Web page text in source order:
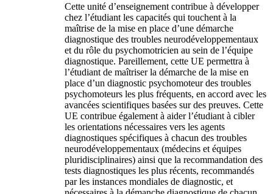
Cette unité d’enseignement contribue à développer
chez l’étudiant les capacités qui touchent à la
maîtrise de la mise en place d’une démarche
diagnostique des troubles neurodéveloppementaux
et du rôle du psychomotricien au sein de l’équipe
diagnostique. Pareillement, cette UE permettra à
l’étudiant de maîtriser la démarche de la mise en
place d’un diagnostic psychomoteur des troubles
psychomoteurs les plus fréquents, en accord avec les
avancées scientifiques basées sur des preuves. Cette
UE contribue également à aider l’étudiant à cibler
les orientations nécessaires vers les agents
diagnostiques spécifiques à chacun des troubles
neurodéveloppementaux (médecins et équipes
pluridisciplinaires) ainsi que la recommandation des
tests diagnostiques les plus récents, recommandés
par les instances mondiales de diagnostic, et